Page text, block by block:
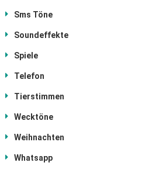
Sms Töne
Soundeffekte
Spiele
Telefon
Tierstimmen
Wecktöne
Weihnachten
Whatsapp